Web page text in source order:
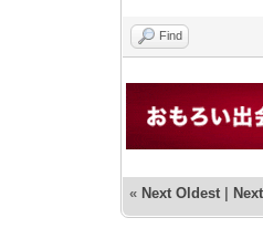
Find
« Next Oldest |